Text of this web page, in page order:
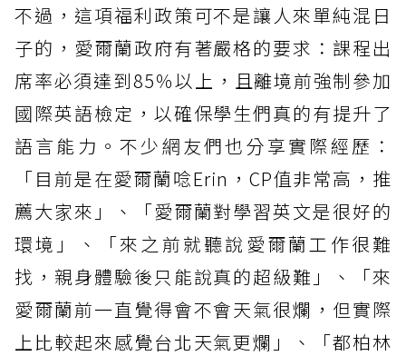
不過，這項福利政策可不是讓人來單純混日
子的，愛爾蘭政府有著嚴格的要求：課程出
席率必須達到85％以上，且離境前強制參加
國際英語檢定，以確保學生們真的有提升了
語言能力。不少網友們也分享實際經歷：
「目前是在愛爾蘭唸Erin，CP值非常高，推
薦大家來」、「愛爾蘭對學習英文是很好的
環境」、「來之前就聽說愛爾蘭工作很難
找，親身體驗後只能說真的超級難」、「來
愛爾蘭前一直覺得會不會天氣很爛，但實際
上比較起來感覺台北天氣更爛」、「都柏林